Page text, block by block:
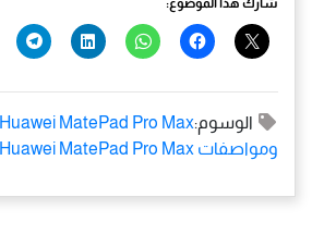
شارك هذا الموضوع:
الوسوم:Huawei MatePad Pro Max
ومواصفات Huawei MatePad Pro Max